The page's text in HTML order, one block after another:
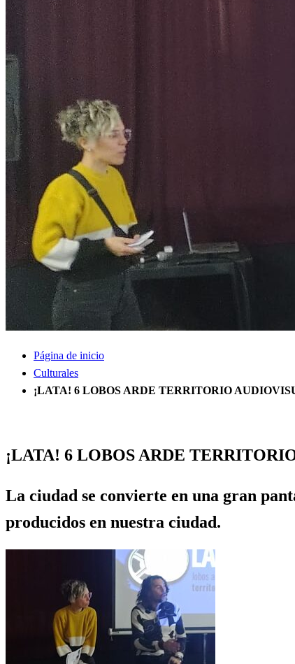
Página de inicio
Culturales
¡LATA! 6 LOBOS ARDE TERRITORIO
¡LATA! 6 LOBOS ARDE
La ciudad se convierte en una gran
producidos en nuestra ciudad.